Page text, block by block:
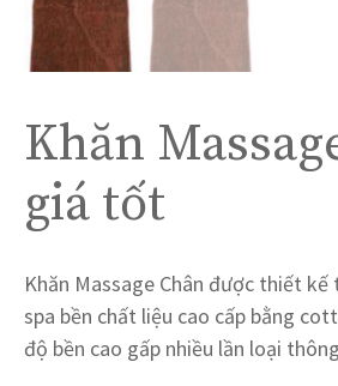
Khăn
giá tốt
Khăn Massage Chân được thiết
spa bền chất liệu cao cấp bằng
độ bền cao gấp nhiều lần loại